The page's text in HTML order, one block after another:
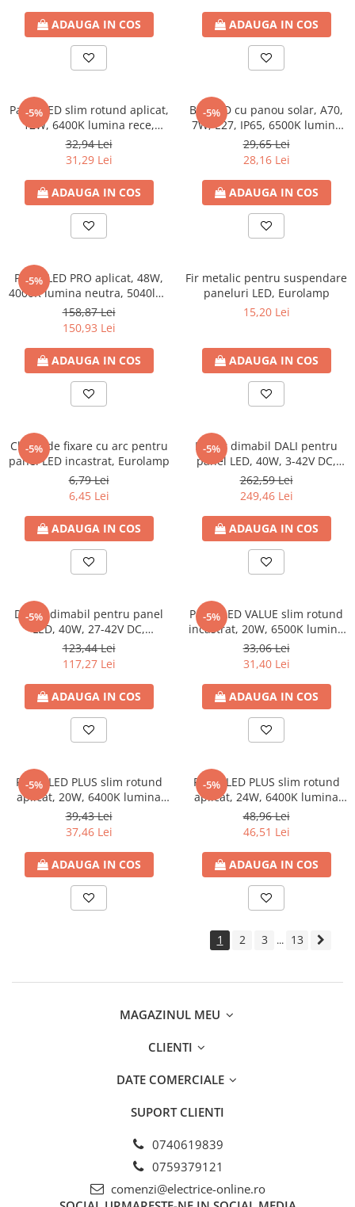
ADAUGA IN COS ADAUGA IN COS
-5%
Panel LED slim rotund aplicat,
12W, 6400K lumina rece,
1080lm, Φ170mm, 85-265V,
IP44, Eurolamp
32,94 Lei
31,29 Lei
ADAUGA IN COS
-5%
Bec LED cu panou solar, A70,
7W, E27, IP65, 6500K lumina
rece, 630lm, 85-265V,
Eurolamp
29,65 Lei
28,16 Lei
ADAUGA IN COS
-5%
Panel LED PRO aplicat, 48W,
4000K lumina neutra, 5040lm,
600x600, 220-240V, IP40,
Eurolamp
158,87 Lei
150,93 Lei
ADAUGA IN COS
Fir metalic pentru suspendare
paneluri LED, Eurolamp
15,20 Lei
ADAUGA IN COS
-5%
Cleme de fixare cu arc pentru
panel LED incastrat, Eurolamp
6,79 Lei
6,45 Lei
ADAUGA IN COS
-5%
Driver dimabil DALI pentru
panel LED, 40W, 3-42V DC,
Eurolamp
262,59 Lei
249,46 Lei
ADAUGA IN COS
-5%
Driver dimabil pentru panel
LED, 40W, 27-42V DC,
Eurolamp
123,44 Lei
117,27 Lei
ADAUGA IN COS
-5%
Panel LED VALUE slim rotund
incastrat, 20W, 6500K lumina
rece, 1800lm, Ø225, 85-265V,
IP20, Eurolamp
33,06 Lei
31,40 Lei
ADAUGA IN COS
-5%
Panel LED PLUS slim rotund
aplicat, 20W, 6400K lumina
rece, 1800lm, Ø225, 85-265V,
IP44, Eurolamp
39,43 Lei
37,46 Lei
ADAUGA IN COS
-5%
Panel LED PLUS slim rotund
aplicat, 24W, 6400K lumina
rece, 2160lm, Ø225, 85-265V,
IP44, Eurolamp
48,96 Lei
46,51 Lei
ADAUGA IN COS
1 2 3 ... 13
MAGAZINUL MEU
CLIENTI
DATE COMERCIALE
SUPORT CLIENTI
0740619839
0759379121
comenzi@electrice-online.ro